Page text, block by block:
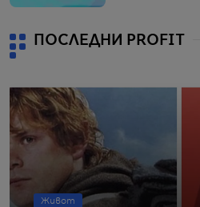
ПОСЛЕДНИ PROFIT
Живот